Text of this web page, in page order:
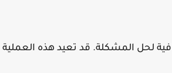
لحل المشكلة. قد تعيد هذه